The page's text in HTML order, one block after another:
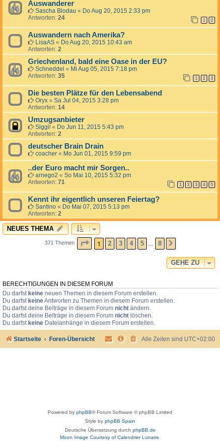
Auswanderer
Sascha Blodau « Do Aug 20, 2015 2:33 pm
Antworten: 24 1 2
Auswandern nach Amerika?
LisaAS « Do Aug 20, 2015 10:43 am
Antworten: 2
Griechenland, bald eine Oase in der EU?
Schneddel « Mi Aug 05, 2015 7:18 pm
Antworten: 35 1 2 3
Die besten Plätze für den Lebensabend
Oryx « Sa Jul 04, 2015 3:28 pm
Antworten: 14
Umzugsanbieter
Siggi! « Do Jun 11, 2015 5:43 pm
Antworten: 2
deutscher Brain Drain
coacher « Mo Jun 01, 2015 9:59 pm
..der Euro macht mir Sorgen..
arnego2 « So Mai 10, 2015 5:32 pm
Antworten: 71 1 2 3 4 5
Kennt ihr eigentlich unseren Feiertag?
Santino « Do Mai 07, 2015 5:13 pm
Antworten: 2
NEUES THEMA
371 Themen SEITE1 VON8
1 2 3 4 5 8
GEHE ZU
BERECHTIGUNGEN IN DIESEM FORUM
Du darfst keine neuen Themen in diesem Forum erstellen.
Du darfst keineAntworten zu Themen in diesem Forum erstellen.
Du darfst deine Beiträge in diesem Forum nicht ändern.
Du darfst deine Beiträge in diesem Forum nicht löschen.
Du darfst keine Dateianhänge in diesem Forum erstellen.
Startseite Foren-Übersicht Alle Zeiten sind UTC+02:00
Powered by phpBB® Forum Software © phpBB Limited
Style by phpBB Spain
Deutsche Übersetzung durch phpBB.de
Moon Image Courtesy of Calendrier Lunaire.